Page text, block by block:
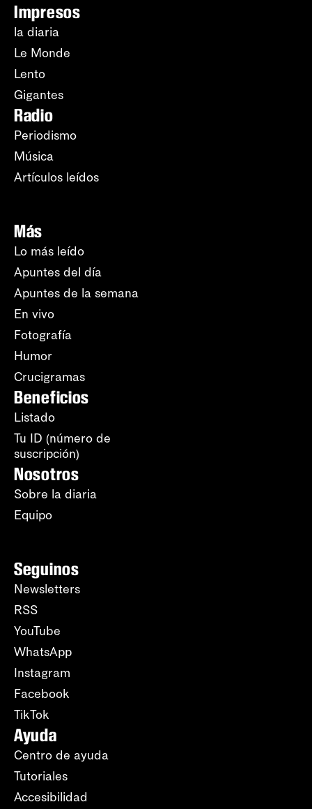
Impresos
la diaria
Le Monde
Lento
Gigantes
Radio
Periodismo
Música
Artículos leídos
Más
Lo más leído
Apuntes del día
Apuntes de la semana
En vivo
Fotografía
Humor
Crucigramas
Beneficios
Listado
Tu ID (número de
suscripción)
Nosotros
Sobre la diaria
Equipo
Seguinos
Newsletters
RSS
YouTube
WhatsApp
Instagram
Facebook
TikTok
Ayuda
Centro de ayuda
Tutoriales
Accesibilidad